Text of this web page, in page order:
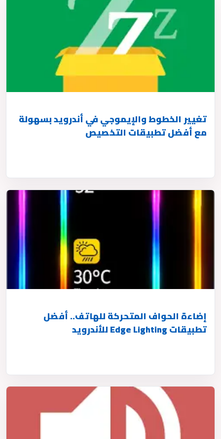
تغيير الخطوط والإيموجي في أندرويد بسهولة
مع أفضل تطبيقات التخصيص
إضاءة الحواف المتحركة للهاتف.. أفضل
تطبيقات Edge Lighting للأندرويد